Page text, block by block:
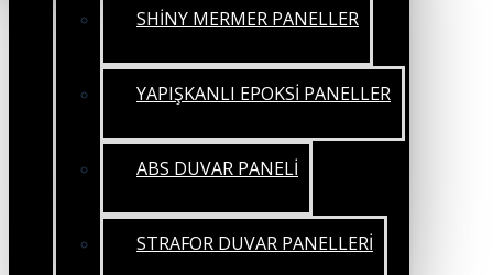
SHİNY MERMER PANELLER
YAPIŞKANLI EPOKSİ PANELLER
ABS DUVAR PANELİ
STRAFOR DUVAR PANELLERİ